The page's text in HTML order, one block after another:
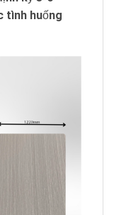
tình huống